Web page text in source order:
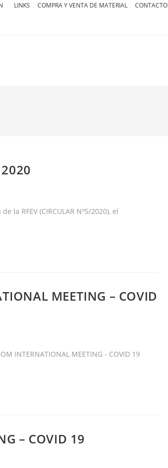
LINKS COMPRA Y VENTA DE MATERIAL CONTACTO
la RFEV (CIRCULAR Nº5/2020), el
MEETING – COVID
INTERNATIONAL MEETING - COVID 19
– COVID 19